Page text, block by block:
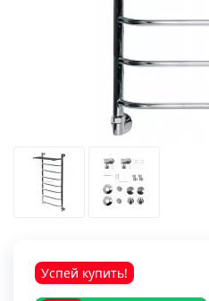
Успей купить!